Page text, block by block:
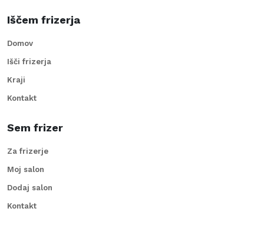
Iščem frizerja
Domov
Išči frizerja
Kraji
Kontakt
Sem frizer
Za frizerje
Moj salon
Dodaj salon
Kontakt